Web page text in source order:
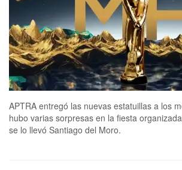
APTRA entregó las nuevas estatuillas a los
hubo varias sorpresas en la fiesta
se lo llevó Santiago del Moro.